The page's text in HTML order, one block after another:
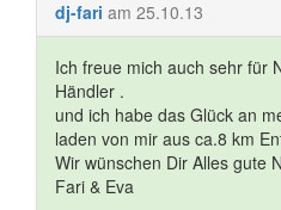
dj-fari am 25.10.13
Ich freue mich auch sehr für
Händler .
und ich habe das Glück an
laden von mir aus ca.8 km
Wir wünschen Dir Alles gute
Fari & Eva